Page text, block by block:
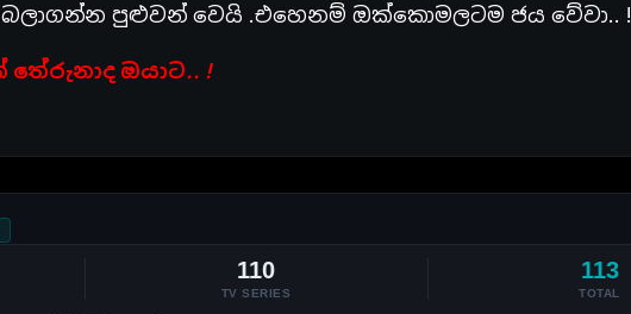
පුළුවන් වෙයි .එහෙනම් ඔක්කොමලටම ජය වේවා.. !
ඔයාට.. !
110
TV SERIES
113
TOTAL